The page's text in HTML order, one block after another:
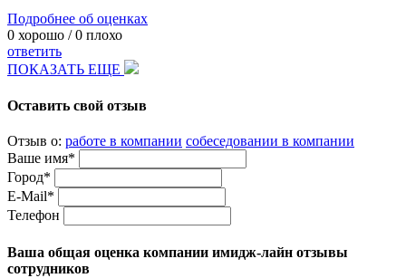
Подробнее об оценках
0 хорошо /0 плохо
ответить
ПОКАЗАТЬ ЕЩЕ
Оставить свой отзыв
Отзыв о: работе в компании собеседовании в компании
Ваше имя*
Город*
E-Mail*
Телефон
Ваша общая оценка компании имидж-лайн отзывы
сотрудников